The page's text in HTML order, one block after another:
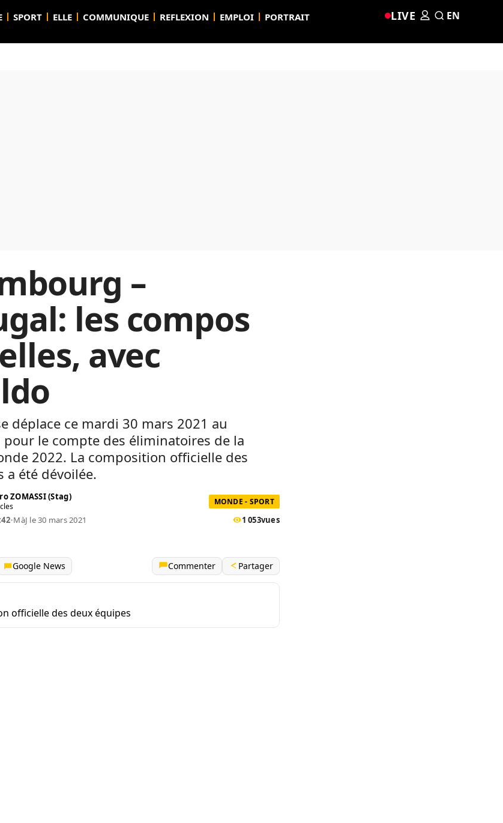
SPORT ELLE COMMUNIQUE REFLEXION EMPLOI PORTRAIT LIVE EN
–
les compos
avec
déplace ce mardi 30 mars 2021 au
le compte des éliminatoires de la
2022. La composition officielle des
a été dévoilée.
ZOMASSI (Stag) MONDE - SPORT
•MàJ le 30 mars 2021 1 053vues
Google News Commenter Partager
officielle des deux équipes